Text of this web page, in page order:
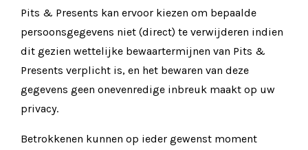
Pits & Presents kan ervoor kiezen om bepaalde
persoonsgegevens niet (direct) te verwijderen indien
dit gezien wettelijke bewaartermijnen van Pits &
Presents verplicht is, en het bewaren van deze
gegevens geen onevenredige inbreuk maakt op uw
privacy.
Betrokkenen kunnen op ieder gewenst moment